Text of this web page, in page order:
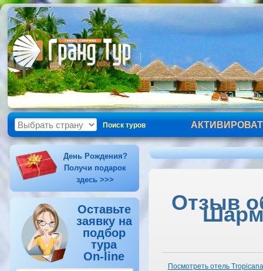
Поиск туров
День Рождения?
Получи подарок
здесь >>>
Оставьте
заявку на
подбор
тура
On-line
Отзыв
Посмотреть отель